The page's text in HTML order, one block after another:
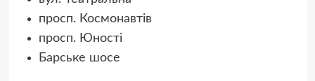
просп. Космонавтів
просп. Юності
Барське шосе